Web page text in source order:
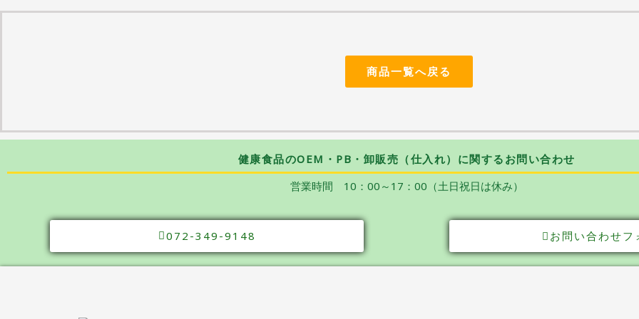
商品一覧へ戻る
健康食品のOEM・PB・卸販売（仕入れ）に関するお問い合わせ
営業時間 10：00～17：00（土日祝日は休み）
072-349-9148 お問い合わせフ